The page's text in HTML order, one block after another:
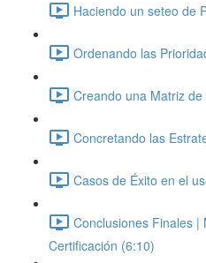
Haciendo un seteo de
Ordenando las
Creando una Matriz
Concretando las
Casos de Éxito en el
Conclusiones Finales |
Certificación (6:10)